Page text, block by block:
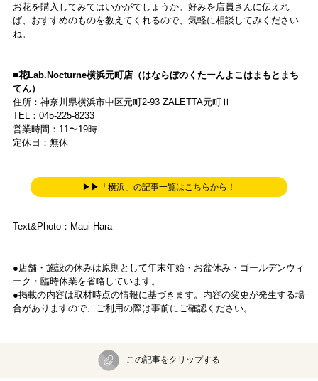
お花を購入してみてはいかがでしょうか。好みを店員さんに伝えれ
ば、おすすめのものを教えてくれるので、気軽に相談してみください
ね。
■花Lab.Nocturne横浜元町店（はならぼのくたーんよこはまもとまち
てん）
住所：神奈川県横浜市中区元町2-93 ZALETTA元町Ⅱ
TEL：045-225-8233
営業時間：11〜19時
定休日：無休
▶▶「横浜」の記事一覧はこちらから！
Text&Photo：Maui Hara
●店舗・施設の休みは原則として年末年始・お盆休み・ゴールデンウィ
ーク・臨時休業を省略しています。
●掲載の内容は取材時点の情報に基づきます。内容の変更が発生する場
合がありますので、ご利用の際は事前にご確認ください。
この記事をクリップする